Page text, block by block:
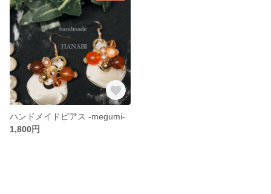
ハンドメイドピアス -megumi-
1,800円